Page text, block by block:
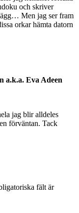
och skriver
Men jag ser fram
orkar hämta datorn
a.k.a. Eva Adeen
jag blir alldeles
förväntan. Tack
fält är